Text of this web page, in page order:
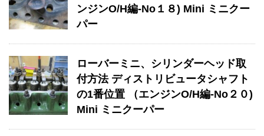
ンジンO/H編-No１８) Mini ミニクー
パー
ローバーミニ、シリンダーヘッド取
付方法 ディストリビュータシャフト
の1番位置 （エンジンO/H編-No２０)
Mini ミニクーパー